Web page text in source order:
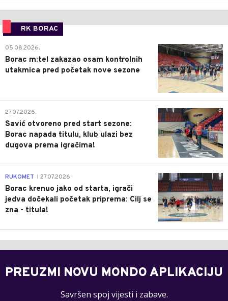
RK BORAC
0
05.08.2026.
Borac m:tel zakazao osam kontrolnih
utakmica pred početak nove sezone
0
27.07.2026.
Savić otvoreno pred start sezone:
Borac napada titulu, klub ulazi bez
dugova prema igračima!
0
RUKOMET 27.07.2026.
Borac krenuo jako od starta, igrači
jedva dočekali početak priprema: Cilj se
zna - titula!
PREUZMI NOVU MONDO APLIKACIJU
Savršen spoj vijesti i zabave.